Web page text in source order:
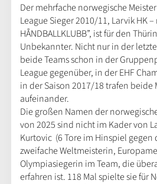
Der mehrfache norwegische
League Sieger 2010/11, Larvik HK –
HÅNDBALLKLUBB”, ist für den
Unbekannter. Nicht nur in der
beide Teams schon in der
League gegenüber, in der EHF
in der Saison 2017/18 trafen beide
aufeinander.
Die großen Namen der
von 2025 sind nicht im Kader von
Kurtovic (6 Tore im Hinspiel gegen
zweifache Weltmeisterin,
Olympiasiegerin im Team, die
erfahren ist. 118 Mal spielte sie für